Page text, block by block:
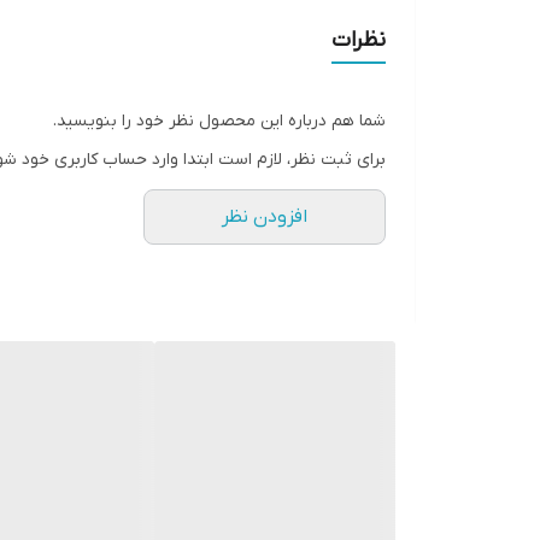
نظرات
شما هم درباره این محصول نظر خود را بنویسید.
برای ثبت نظر، لازم است ابتدا وارد حساب کاربری خود
افزودن نظر